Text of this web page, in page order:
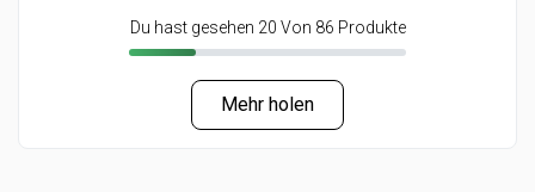
Du hast gesehen 20 Von 86 Produkte
Mehr holen